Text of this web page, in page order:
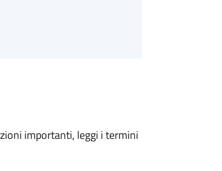
importanti, leggi i termini